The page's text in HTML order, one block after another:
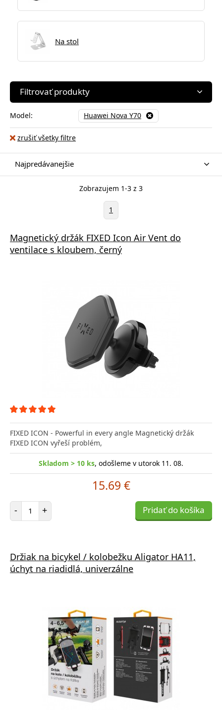
Na stol
Filtrovať produkty
Model: Huawei Nova Y70
zrušiť všetky filtre
Najpredávanejšie
Zobrazujem 1-3 z 3
1
Magnetický držák FIXED Icon Air Vent do
ventilace s kloubem, černý
FIXED ICON - Powerful in every angle Magnetický držák
FIXED ICON vyřeší problém,
Skladom > 10 ks, odošleme v utorok 11. 08.
15.69 €
- Počet položiek
+ Pridať do košíka
Držiak na bicykel / kolobežku Aligator HA11,
úchyt na riadidlá, univerzálne